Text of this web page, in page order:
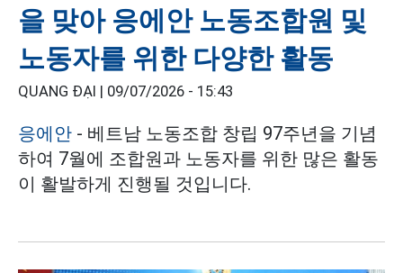
을 맞아 응에안 노동조합원 및
노동자를 위한 다양한 활동
QUANG ĐẠI | 09/07/2026 - 15:43
응에안 - 베트남 노동조합 창립 97주년을 기념
하여 7월에 조합원과 노동자를 위한 많은 활동
이 활발하게 진행될 것입니다.